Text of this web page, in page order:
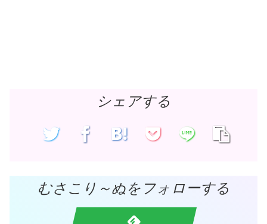
シェアする
むさこり～ぬをフォローする